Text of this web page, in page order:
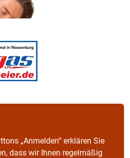
„Anmelden“ erklären Sie
dass wir Ihnen regelmäßig